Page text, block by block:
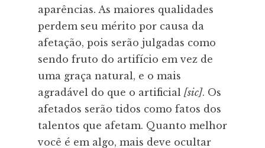
aparências. As maiores qualidades
perdem seu mérito por causa da
afetação, pois serão julgadas como
sendo fruto do artifício em vez de
uma graça natural, e o mais
agradável do que o artificial [sic]. Os
afetados serão tidos como fatos dos
talentos que afetam. Quanto melhor
você é em algo, mais deve ocultar